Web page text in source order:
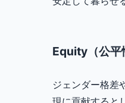
Equity（公平
ジェンダー格差